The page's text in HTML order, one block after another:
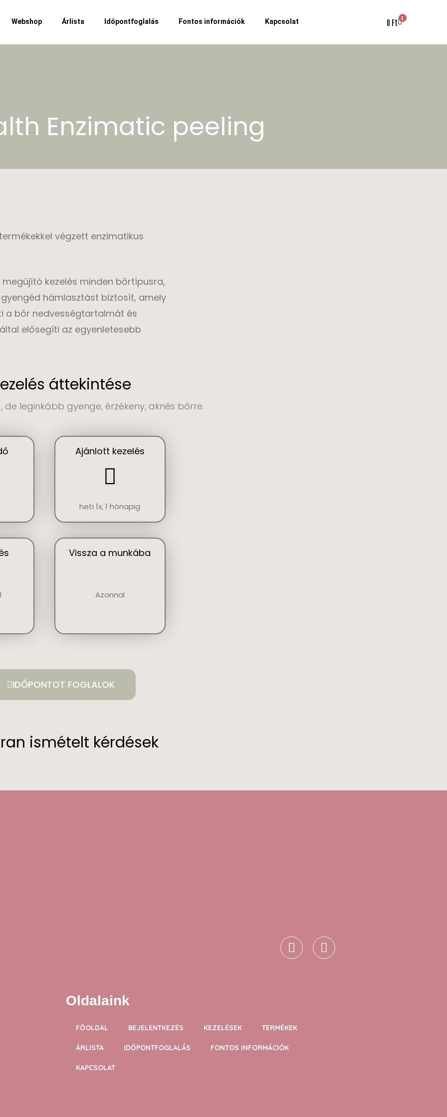
Webshop Árlista Időpontfoglalás Fontos információk Kapcsolat 0 Ft 0
Enzimatic peeling
végzett enzimatikus
kezelés minden bőrtípusra,
gyengéd hámlasztást biztosít, amely
a bőr nedvességtartalmát és
elősegíti az egyenletesebb
áttekintése
leginkább gyenge, érzékeny, aknés bőrre.
Ajánlott kezelés
heti 1x, 1 hónapig
Vissza a munkába
Azonnal
IDŐPONTOT FOGLALOK
ismételt kérdések
Oldalaink
FŐOLDAL BEJELENTKEZÉS KEZELÉSEK TERMÉKEK
ÁRLISTA IDŐPONTFOGLALÁS FONTOS INFORMÁCIÓK
KAPCSOLAT